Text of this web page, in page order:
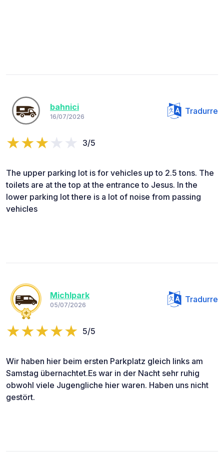
bahnici
16/07/2026
Tradurre
3/5
The upper parking lot is for vehicles up to 2.5 tons. The
toilets are at the top at the entrance to Jesus. In the
lower parking lot there is a lot of noise from passing
vehicles
Michlpark
05/07/2026
Tradurre
5/5
Wir haben hier beim ersten Parkplatz gleich links am
Samstag übernachtet.Es war in der Nacht sehr ruhig
obwohl viele Jugengliche hier waren. Haben uns nicht
gestört.